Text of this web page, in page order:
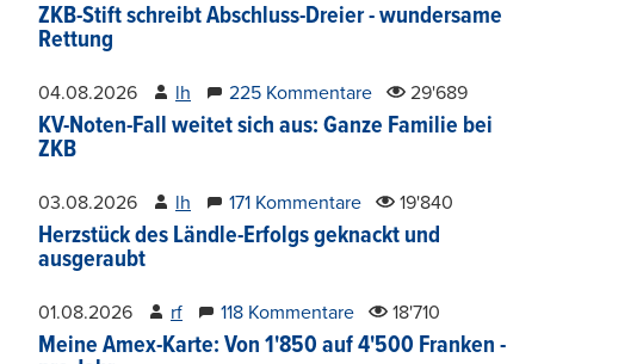
ZKB-Stift schreibt Abschluss-Dreier - wundersame
Rettung
04.08.2026 lh 225 Kommentare 29'689
KV-Noten-Fall weitet sich aus: Ganze Familie bei
ZKB
03.08.2026 lh 171 Kommentare 19'840
Herzstück des Ländle-Erfolgs geknackt und
ausgeraubt
01.08.2026 rf 118 Kommentare 18'710
Meine Amex-Karte: Von 1'850 auf 4'500 Franken -